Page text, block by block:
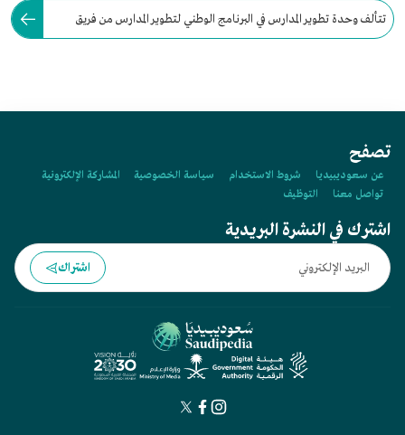
تتألف وحدة تطوير المدارس في البرنامج الوطني لتطوير المدارس من فريق
تصفح
عن سعوديبيديا شروط الاستخدام سياسة الخصوصية
المشاركة الإلكترونية
تواصل معنا
التوظيف
اشترك في النشرة البريدية
اشتراك